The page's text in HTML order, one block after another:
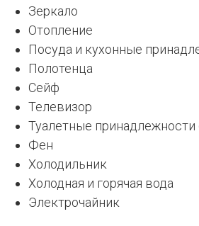
Зеркало
Отопление
Посуда и кухонные
Полотенца
Сейф
Телевизор
Туалетные
Фен
Холодильник
Холодная и горячая вода
Электрочайник